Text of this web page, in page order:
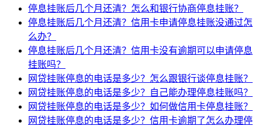
停息挂账后几个月还清？怎么和银行协商停息挂账？
停息挂账后几个月还清？信用卡申请停息挂账没通过怎
么办？
停息挂账后几个月还清？信用卡没有逾期可以申请停息
挂账吗？
网贷挂账停息的电话是多少？怎么跟银行谈停息挂账？
网贷挂账停息的电话是多少？自己能办理停息挂账吗？
网贷挂账停息的电话是多少？如何做信用卡停息挂账？
网贷挂账停息的电话是多少？信用卡逾期了怎么办理停